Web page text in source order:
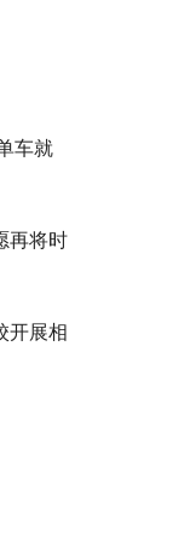
车就
再将时
开展相